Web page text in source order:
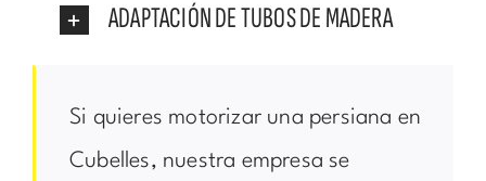
ADAPTACIÓN DE TUBOS DE MADERA
Si quieres motorizar una persiana en
Cubelles, nuestra empresa se